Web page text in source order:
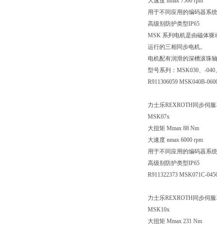
用于不同应用的编码器系统
高级别防护类型IP65
MSK 系列电机是由磁体驱
运行的三相同步电机。
电机配有润滑的深槽滚珠
型号系列：MSK030、-040
R911306059 MSK040B-
力士乐REXROTH同步伺
MSK07x
大扭矩 Mmax 88 Nm
大速度 nmax 6000 rpm
用于不同应用的编码器系统
高级别防护类型IP65
R911322373 MSK071C-
力士乐REXROTH同步伺
MSK10x
大扭矩 Mmax 231 Nm